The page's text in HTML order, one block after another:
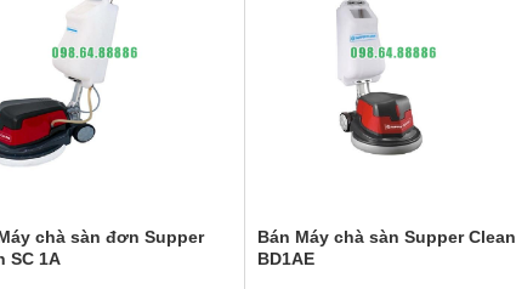
chà sàn đơn Supper
SC 1A
Bán Máy chà sàn Supper Clean
BD1AE